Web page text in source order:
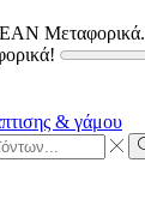
Μεταφορικά.